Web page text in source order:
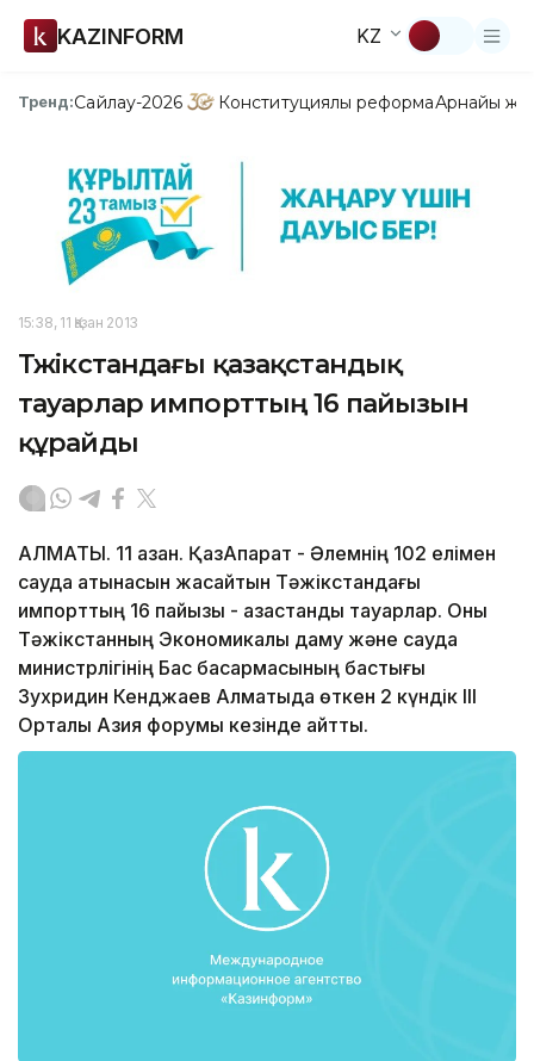
KAZINFORM KZ
Тренд:Сайлау-2026 Конституциялық реформаАрнайы
15:38, 11 Қазан 2013
Тәжікстандағы қазақстандық
тауарлар импорттың 16 пайызын
құрайды
АЛМАТЫ. 11 қазан. ҚазАқпарат - Әлемнің 102 елімен
сауда қатынасын жасайтын Тәжікстандағы
импорттың 16 пайызы - қазақстандық тауарлар. Оны
Тәжікстанның Экономикалық даму және сауда
министрлігінің Бас басқармасының бастығы
Зухридин Кенджаев Алматыда өткен 2 күндік ІІІ
Орталық Азия форумы кезінде айтты.